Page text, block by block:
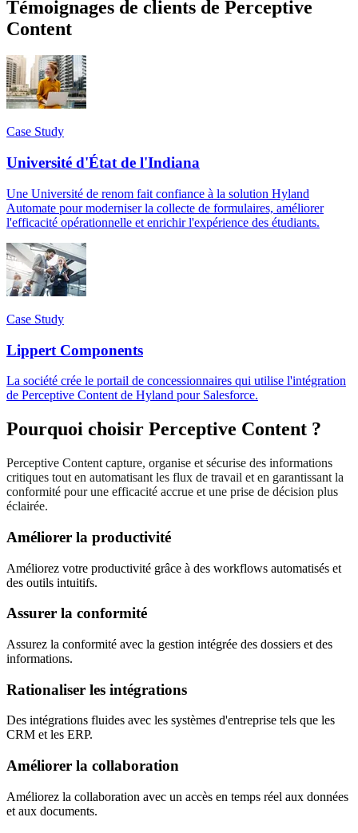
Témoignages de clients de Perceptive
Content
Case Study
Université d'État de l'Indiana
Une Université de renom fait confiance à la solution Hyland
Automate pour moderniser la collecte de formulaires, améliorer
l'efficacité opérationnelle et enrichir l'expérience des étudiants.
Case Study
Lippert Components
La société crée le portail de concessionnaires qui utilise l'intégration
de Perceptive Content de Hyland pour Salesforce.
Pourquoi choisir Perceptive Content ?
Perceptive Content capture, organise et sécurise des informations
critiques tout en automatisant les flux de travail et en garantissant la
conformité pour une efficacité accrue et une prise de décision plus
éclairée.
Améliorer la productivité
Améliorez votre productivité grâce à des workflows automatisés et
des outils intuitifs.
Assurer la conformité
Assurez la conformité avec la gestion intégrée des dossiers et des
informations.
Rationaliser les intégrations
Des intégrations fluides avec les systèmes d'entreprise tels que les
CRM et les ERP.
Améliorer la collaboration
Améliorez la collaboration avec un accès en temps réel aux données
et aux documents.